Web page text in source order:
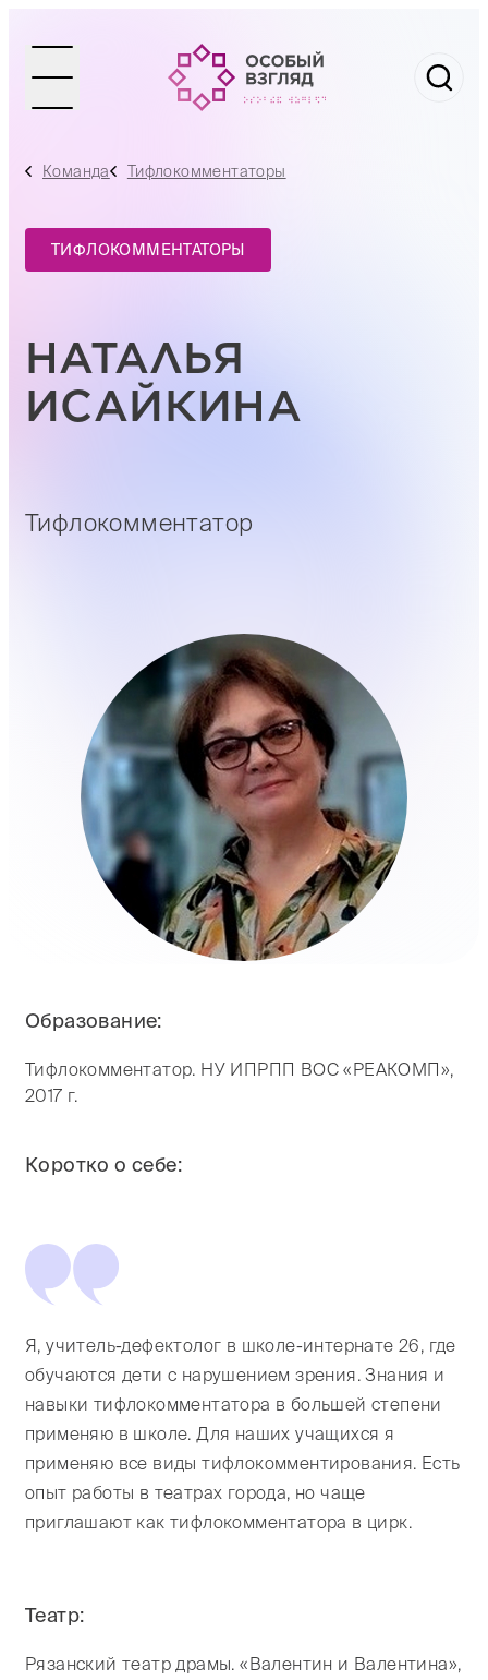
Команда Тифлокомментаторы
ТИФЛОКОММЕНТАТОРЫ
НАТАЛЬЯ
ИСАЙКИНА
Тифлокомментатор
Образование:
Тифлокомментатор. НУ ИПРПП ВОС «РЕАКОМП»,
2017 г.
Коротко о себе:
Я, учитель-дефектолог в школе-интернате 26, где
обучаются дети с нарушением зрения. Знания и
навыки тифлокомментатора в большей степени
применяю в школе. Для наших учащихся я
применяю все виды тифлокомментирования. Есть
опыт работы в театрах города, но чаще
приглашают как тифлокомментатора в цирк.
Театр:
Рязанский театр драмы. «Валентин и Валентина»,